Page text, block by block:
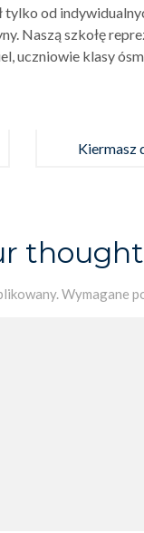
tylko od
Naszą szkołę
uczniowie klasy
Kiermasz
Wymagane